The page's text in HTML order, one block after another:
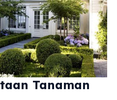
Tanaman